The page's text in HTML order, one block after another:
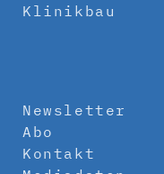
Klinikbau
Newsletter
Abo
Kontakt